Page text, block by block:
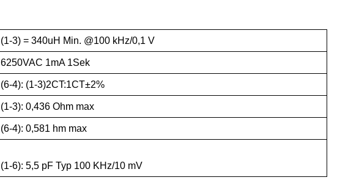
(1-3) = 340uH Min. @100 kHz/0,1 V
6250VAC 1mA 1Sek
(6-4): (1-3)2CT:1CT±2%
(1-3): 0,436 Ohm max
(6-4): 0,581 hm max
(1-6): 5,5 pF Typ 100 KHz/10 mV